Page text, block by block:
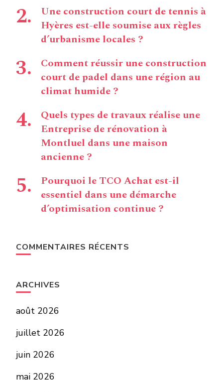
Une construction court de tennis à
Hyères est-elle soumise aux règles
d’urbanisme locales ?
Comment réussir une construction
court de padel dans une région au
climat humide ?
Quels types de travaux réalise une
Entreprise de rénovation à
Montluel dans une maison
ancienne ?
Pourquoi le TCO Achat est-il
essentiel dans une démarche
d’optimisation continue ?
COMMENTAIRES RÉCENTS
ARCHIVES
août 2026
juillet 2026
juin 2026
mai 2026